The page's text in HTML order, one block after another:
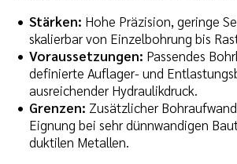
Stärken: Hohe Präzision, geringe
skalierbar von Einzelbohrung bis
Voraussetzungen: Passendes
definierte Auflager- und
ausreichender Hydraulikdruck.
Grenzen: Zusätzlicher
Eignung bei sehr dünnwandigen
duktilen Metallen.